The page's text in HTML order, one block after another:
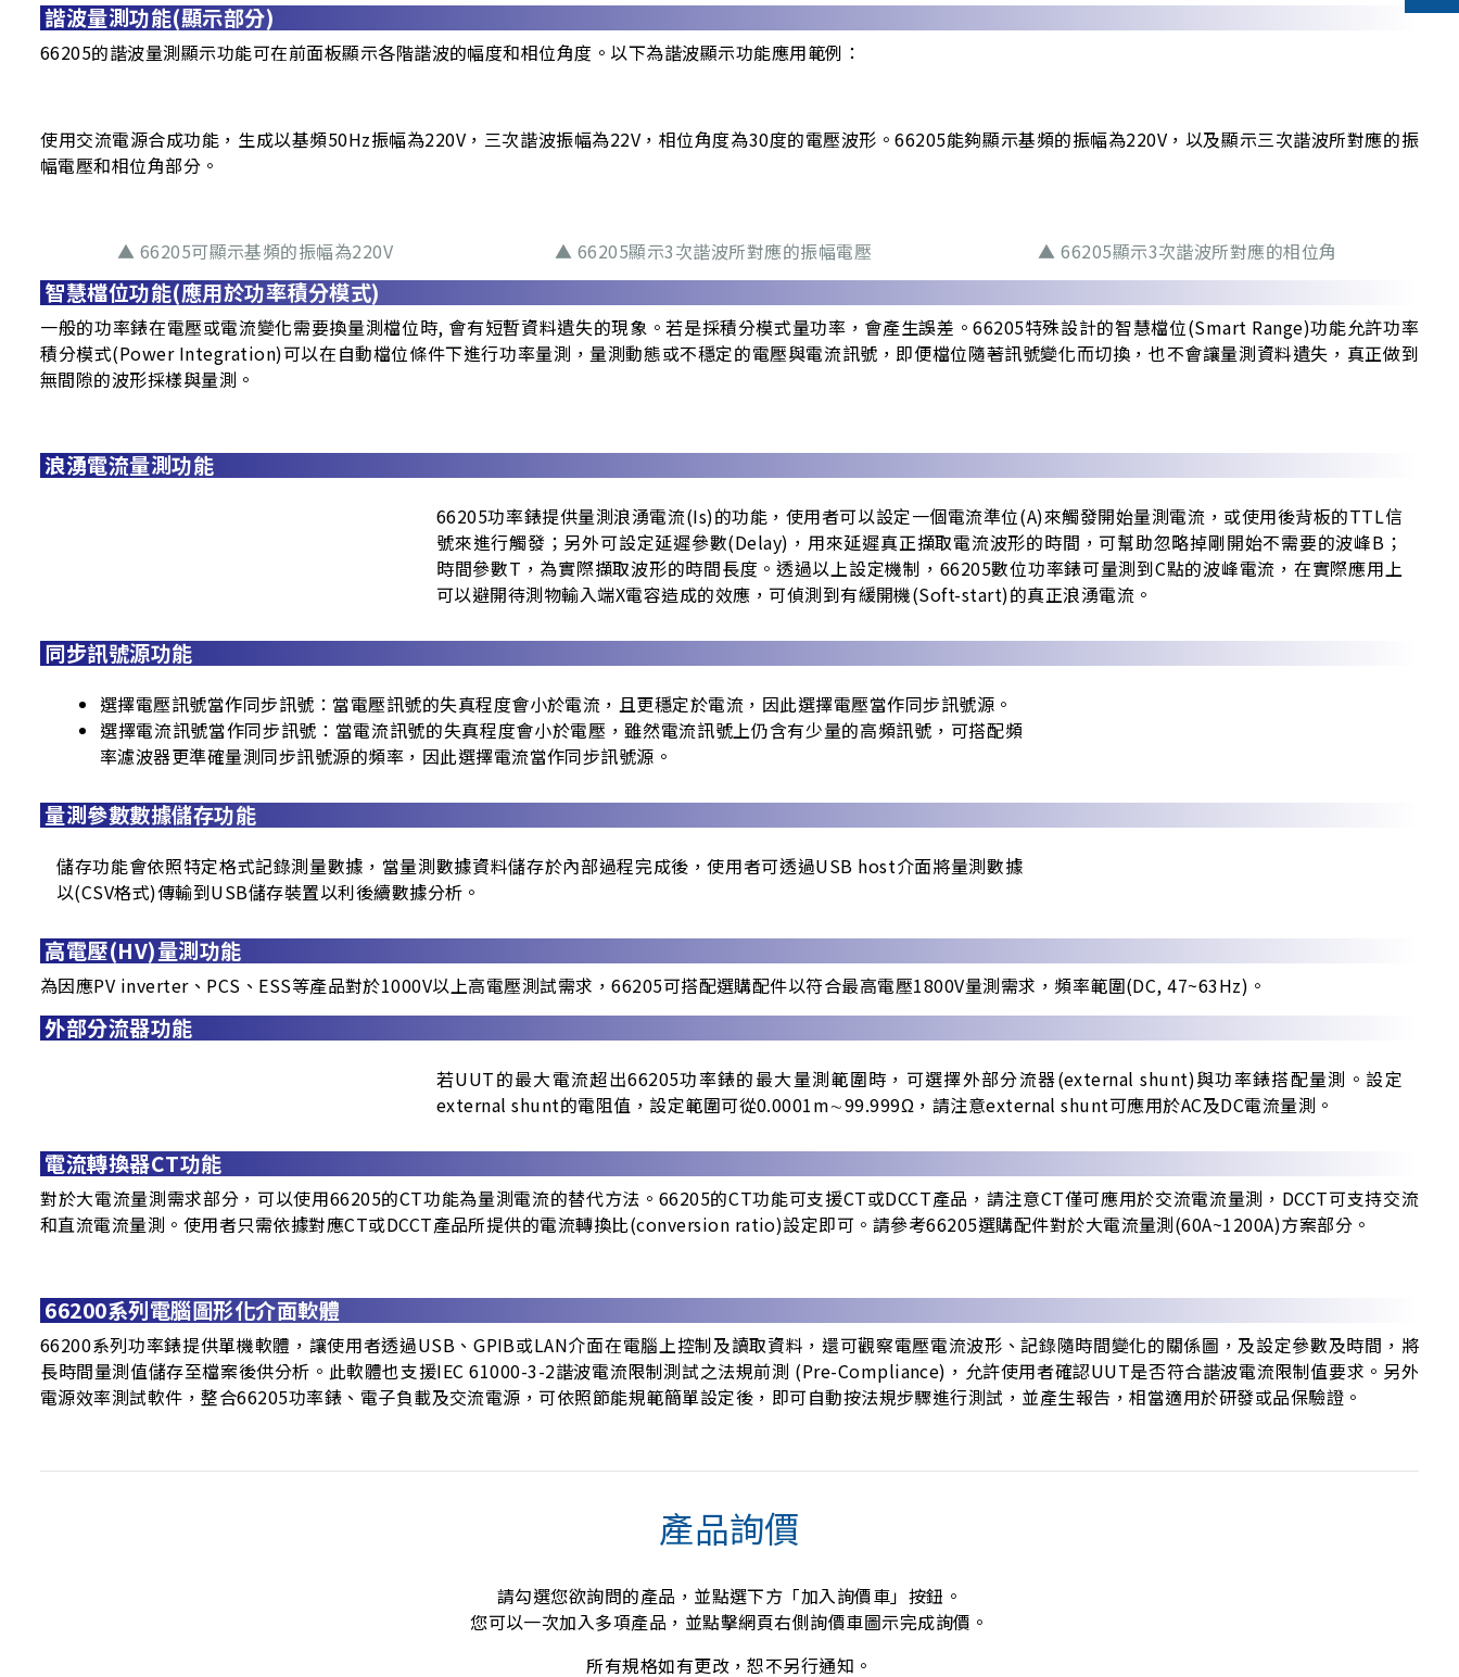
諧波量測功能(顯示部分)
66205的諧波量測顯示功能可在前面板顯示各階諧波的幅度和相位角度。以下為諧波顯示功能應用範例：
使用交流電源合成功能，生成以基頻50Hz振幅為220V，三次諧波振幅為22V，相位角度為30度的電壓波形。66205能夠顯示基頻的振幅為220V，以及顯示三次諧波所對應的振
幅電壓和相位角部分。
▲ 66205可顯示基頻的振幅為220V ▲ 66205顯示3次諧波所對應的振幅電壓 ▲ 66205顯示3次諧波所對應的相位角
智慧檔位功能(應用於功率積分模式)
一般的功率錶在電壓或電流變化需要換量測檔位時, 會有短暫資料遺失的現象。若是採積分模式量功率，會產生誤差。66205特殊設計的智慧檔位(Smart Range)功能允許功率
積分模式(Power Integration)可以在自動檔位條件下進行功率量測，量測動態或不穩定的電壓與電流訊號，即便檔位隨著訊號變化而切換，也不會讓量測資料遺失，真正做到
無間隙的波形採樣與量測。
浪湧電流量測功能
66205功率錶提供量測浪湧電流(Is)的功能，使用者可以設定一個電流準位(A)來觸發開始量測電流，或使用後背板的TTL信
號來進行觸發；另外可設定延遲參數(Delay)，用來延遲真正擷取電流波形的時間，可幫助忽略掉剛開始不需要的波峰B；
時間參數T，為實際擷取波形的時間長度。透過以上設定機制，66205數位功率錶可量測到C點的波峰電流，在實際應用上
可以避開待測物輸入端X電容造成的效應，可偵測到有緩開機(Soft-start)的真正浪湧電流。
同步訊號源功能
選擇電壓訊號當作同步訊號：當電壓訊號的失真程度會小於電流，且更穩定於電流，因此選擇電壓當作同步訊號源。
選擇電流訊號當作同步訊號：當電流訊號的失真程度會小於電壓，雖然電流訊號上仍含有少量的高頻訊號，可搭配頻
率濾波器更準確量測同步訊號源的頻率，因此選擇電流當作同步訊號源。
量測參數數據儲存功能
儲存功能會依照特定格式記錄測量數據，當量測數據資料儲存於內部過程完成後，使用者可透過USB host介面將量測數據
以(CSV格式)傳輸到USB儲存裝置以利後續數據分析。
高電壓(HV)量測功能
為因應PV inverter、PCS、ESS等產品對於1000V以上高電壓測試需求，66205可搭配選購配件以符合最高電壓1800V量測需求，頻率範圍(DC, 47~63Hz)。
外部分流器功能
若UUT的最大電流超出66205功率錶的最大量測範圍時，可選擇外部分流器(external shunt)與功率錶搭配量測。設定
external shunt的電阻值，設定範圍可從0.0001m∼99.999Ω，請注意external shunt可應用於AC及DC電流量測。
電流轉換器CT功能
對於大電流量測需求部分，可以使用66205的CT功能為量測電流的替代方法。66205的CT功能可支援CT或DCCT產品，請注意CT僅可應用於交流電流量測，DCCT可支持交流
和直流電流量測。使用者只需依據對應CT或DCCT產品所提供的電流轉換比(conversion ratio)設定即可。請參考66205選購配件對於大電流量測(60A~1200A)方案部分。
66200系列電腦圖形化介面軟體
66200系列功率錶提供單機軟體，讓使用者透過USB、GPIB或LAN介面在電腦上控制及讀取資料，還可觀察電壓電流波形、記錄隨時間變化的關係圖，及設定參數及時間，將
長時間量測值儲存至檔案後供分析。此軟體也支援IEC 61000-3-2諧波電流限制測試之法規前測 (Pre-Compliance)，允許使用者確認UUT是否符合諧波電流限制值要求。另外
電源效率測試軟件，整合66205功率錶、電子負載及交流電源，可依照節能規範簡單設定後，即可自動按法規步驟進行測試，並產生報告，相當適用於研發或品保驗證。
產品詢價
請勾選您欲詢問的產品，並點選下方「加入詢價車」按鈕。
您可以一次加入多項產品，並點擊網頁右側詢價車圖示完成詢價。
所有規格如有更改，恕不另行通知。